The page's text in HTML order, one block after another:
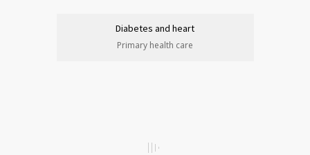
Diabetes and heart
Primary health care